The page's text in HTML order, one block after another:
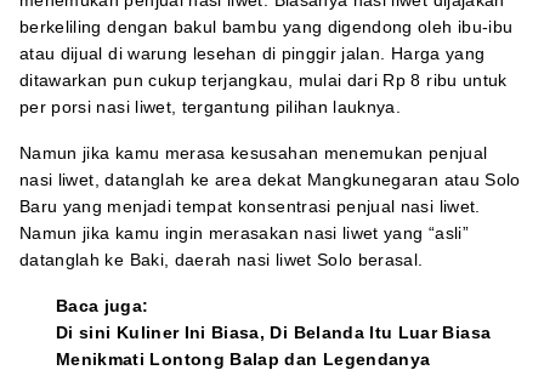
berkeliling dengan bakul bambu yang digendong oleh ibu-ibu
atau dijual di warung lesehan di pinggir jalan. Harga yang
ditawarkan pun cukup terjangkau, mulai dari Rp 8 ribu untuk
per porsi nasi liwet, tergantung pilihan lauknya.
Namun jika kamu merasa kesusahan menemukan penjual
nasi liwet, datanglah ke area dekat Mangkunegaran atau Solo
Baru yang menjadi tempat konsentrasi penjual nasi liwet.
Namun jika kamu ingin merasakan nasi liwet yang “asli”
datanglah ke Baki, daerah nasi liwet Solo berasal.
Baca juga:
Di sini Kuliner Ini Biasa, Di Belanda Itu Luar Biasa
Menikmati Lontong Balap dan Legendanya